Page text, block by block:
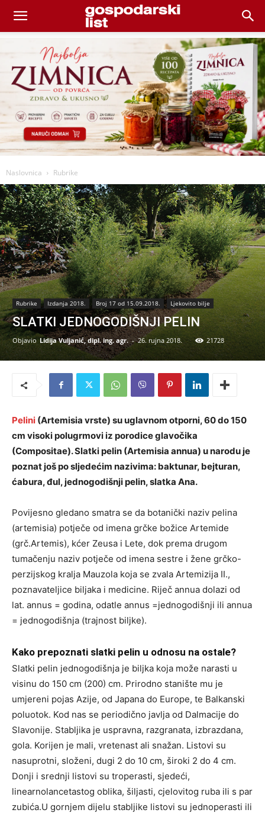
Naslovnica Rubrike
Rubrike Izdanja 2018. Broj 17 od 15.09.2018. Ljekovito bilje
SLATKI JEDNOGODIŠNJI PELIN
Objavio Lidija Vuljanić, dipl. ing. agr. - 26. rujna 2018. 21728
Pelini (Artemisia vrste) su uglavnom otporni, 60 do 150
cm visoki polugrmovi iz porodice glavočika
(Compositae). Slatki pelin (Artemisia annua) u narodu je
poznat još po sljedećim nazivima: baktunar, bejturan,
ćabura, đul, jednogodišnji pelin, slatka Ana.
Povijesno gledano smatra se da botanički naziv pelina
(artemisia) potječe od imena grčke božice Artemide
(grč.Artemis), kćer Zeusa i Lete, dok prema drugom
tumačenju naziv potječe od imena sestre i žene grčko-
perzijskog kralja Mauzola koja se zvala Artemizija II.,
poznavateljice biljaka i medicine. Riječ annua dolazi od
lat. annus = godina, odatle annus =jednogodišnji ili annua
= jednogodišnja (trajnost biljke).
Kako prepoznati slatki pelin u odnosu na ostale?
Slatki pelin jednogodišnja je biljka koja može narasti u
visinu do 150 cm (200) cm. Prirodno stanište mu je
umjereni pojas Azije, od Japana do Europe, te Balkanski
poluotok. Kod nas se periodično javlja od Dalmacije do
Slavonije. Stabljika je uspravna, razgranata, izbrazdana,
gola. Korijen je mali, vretenast ali snažan. Listovi su
nasuprotni, složeni, dugi 2 do 10 cm, široki 2 do 4 cm.
Donji i srednji listovi su troperasti, sjedeći,
linearnolancetastog oblika, šiljasti, cjelovitog ruba ili s par
zubića.U gornjem dijelu stabljike listovi su jednoperasti ili